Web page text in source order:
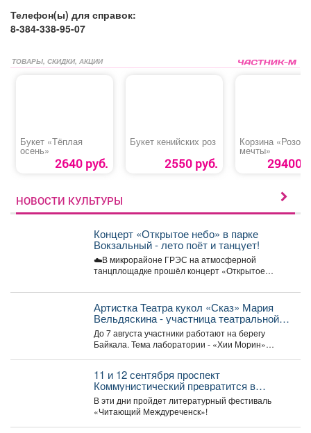
Телефон(ы) для справок:
8-384-338-95-07
ТОВАРЫ, СКИДКИ, АКЦИИ
Букет «Тёплая
осень»
2640 руб.
Букет кенийских роз
2550 руб.
Корзина
мечты»
29400
НОВОСТИ КУЛЬТУРЫ
Концерт «Открытое небо» в парке
Вокзальный - лето поёт и танцует!
☁️В микрорайоне ГРЭС на атмосферной
танцплощадке прошёл концерт «Открытое
Артистка Театра кукол «Сказ» Мария
Вельдяскина - участница театральной
лаборатории «Хии Морин: поэзия
стихий» на Байкале.
До 7 августа участники работают на берегу
Байкала. Тема лаборатории - «Хии Морин»
11 и 12 сентября проспект
Коммунистический превратится в
огромную литературную сцену под
открытым небом.
В эти дни пройдет литературный фестиваль
«Читающий Междуреченск»!